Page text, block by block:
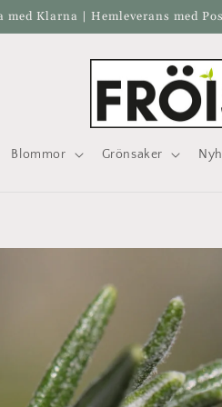
med Klarna | Hemleverans med
Blommor Grönsaker